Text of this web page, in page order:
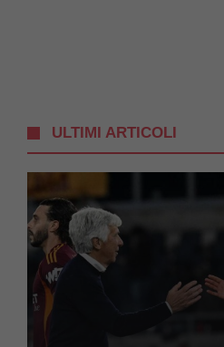
ULTIMI ARTICOLI